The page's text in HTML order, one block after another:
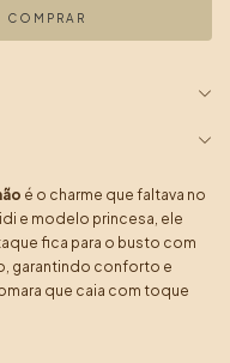
é o charme que faltava no
e modelo princesa, ele
fica para o busto com
garantindo conforto e
que caia com toque